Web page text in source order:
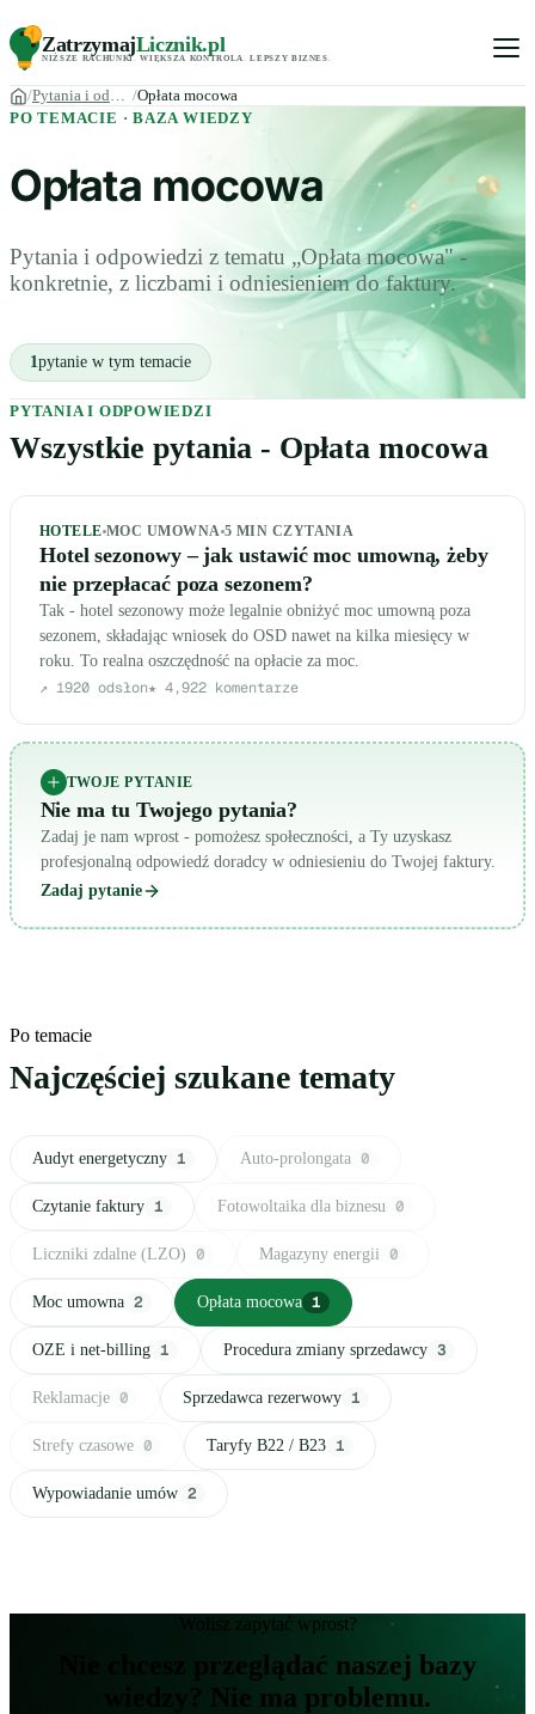
ZatrzymajLicznik.pl
NIŻSZE RACHUNKI. WIĘKSZA KONTROLA LEPSZY BIZNES
Pytania i odpowiedzi
Opłata mocowa
PO TEMACIE · BAZA WIEDZY
Opłata mocowa
Pytania i odpowiedzi z tematu „Opłata mocowa" -
konkretnie, z liczbami i odniesieniem do faktury.
1 pytanie w tym temacie
PYTANIA I ODPOWIEDZI
Wszystkie pytania - Opłata mocowa
HOTELE MOC UMOWNA 5 MIN CZYTANIA
Hotel sezonowy – jak ustawić moc umowną, żeby
nie przepłacać poza sezonem?
Tak - hotel sezonowy może legalnie obniżyć moc umowną poza
sezonem, składając wniosek do OSD nawet na kilka miesięcy w
roku. To realna oszczędność na opłacie za moc.
↗ 1920 odsłon★ 4,922 komentarze
TWOJE PYTANIE
Nie ma tu Twojego pytania?
Zadaj je nam wprost - pomożesz społeczności, a Ty uzyskasz
profesjonalną odpowiedź doradcy w odniesieniu do Twojej faktury.
Zadaj pytanie
Po temacie
Najczęściej szukane tematy
Audyt energetyczny 1 Auto-prolongata 0
Czytanie faktury 1 Fotowoltaika dla biznesu 0
Liczniki zdalne (LZO) 0 Magazyny energii 0
Moc umowna 2 Opłata mocowa 1
OZE i net-billing 1 Procedura zmiany sprzedawcy 3
Reklamacje 0 Sprzedawca rezerwowy 1
Strefy czasowe 0 Taryfy B22 / B23 1
Wypowiadanie umów 2
Wolisz zapytać wprost?
Nie chcesz przeglądać naszej bazy
wiedzy? Nie ma problemu.